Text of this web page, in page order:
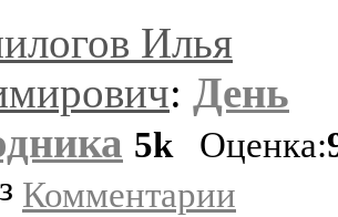
Илья
: День
5k Оценка:
Комментарии